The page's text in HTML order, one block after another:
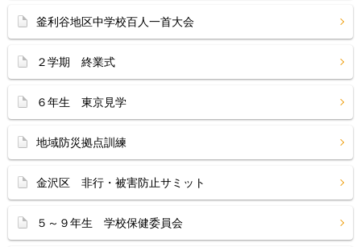
釜利谷地区中学校百人一首大会
２学期 終業式
６年生 東京見学
地域防災拠点訓練
金沢区 非行・被害防止サミット
５～９年生 学校保健委員会